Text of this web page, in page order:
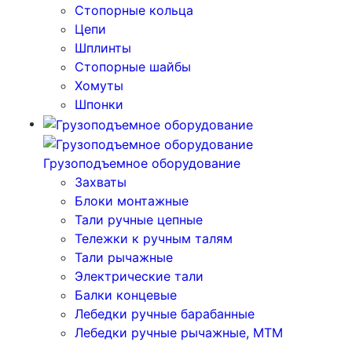
Стопорные кольца
Цепи
Шплинты
Стопорные шайбы
Хомуты
Шпонки
Грузоподъемное оборудование
Захваты
Блоки монтажные
Тали ручные цепные
Тележки к ручным талям
Тали рычажные
Электрические тали
Балки концевые
Лебедки ручные барабанные
Лебедки ручные рычажные, МТМ